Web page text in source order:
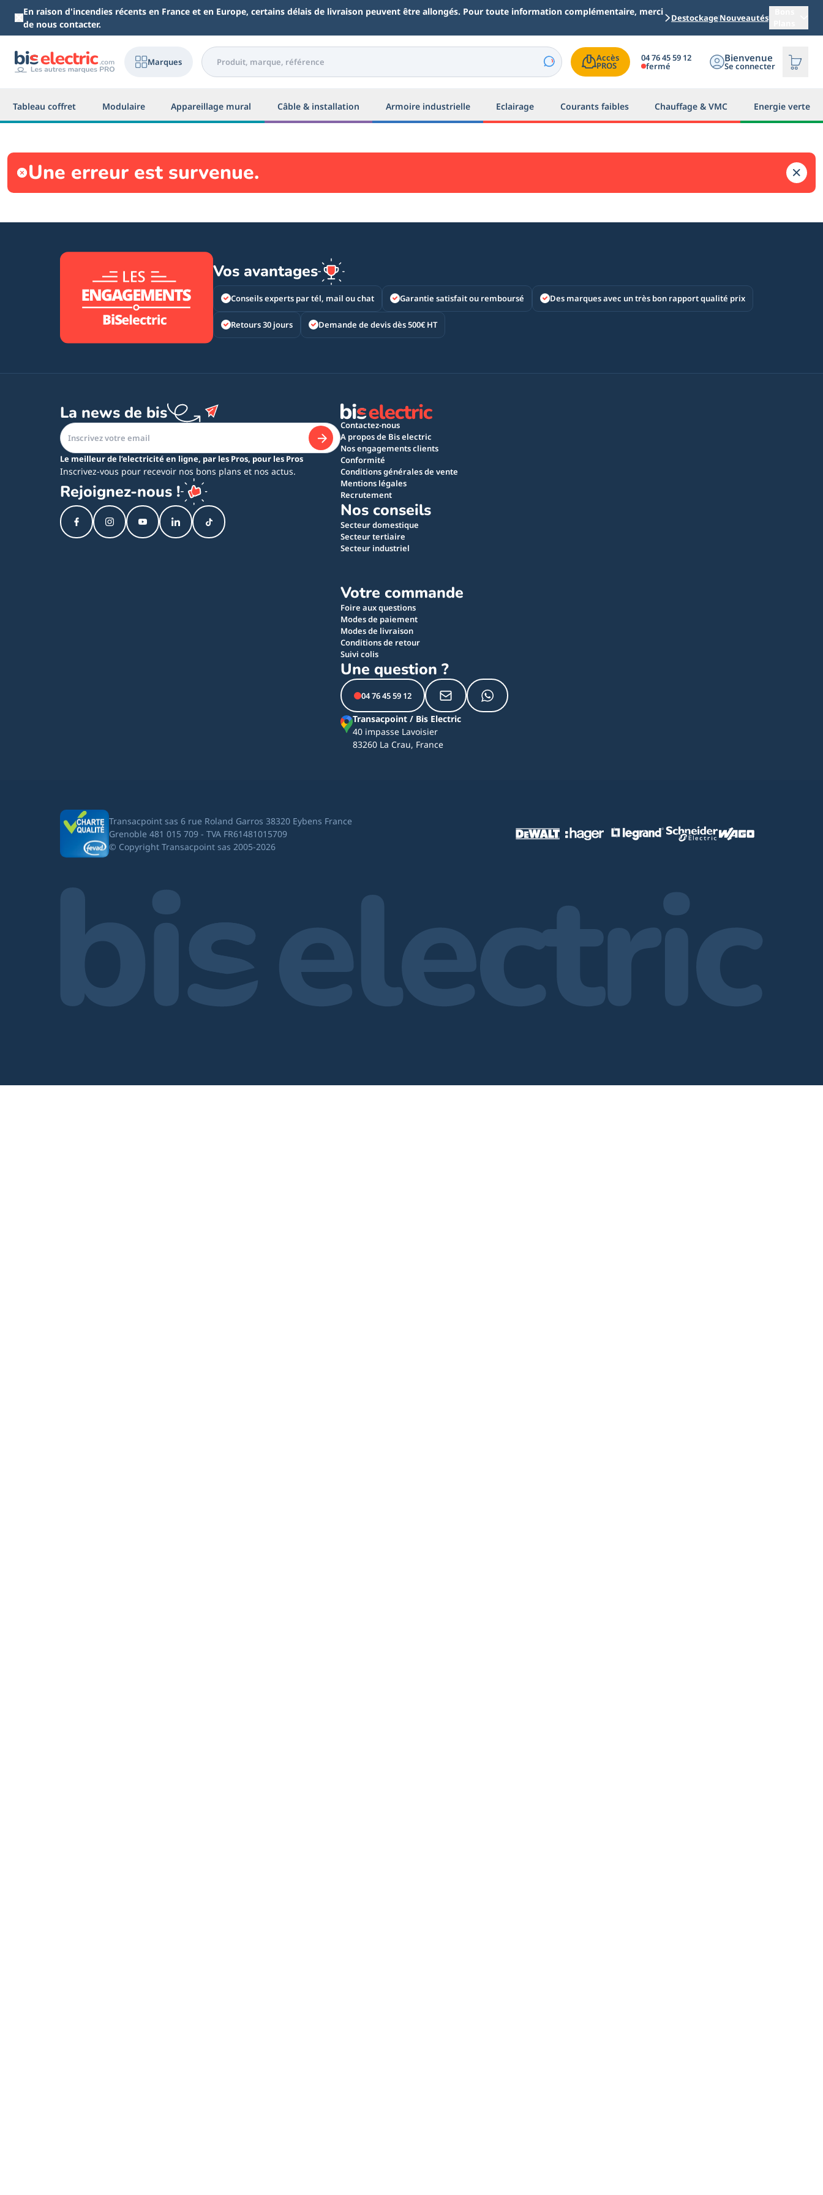
Aller au contenu principal
En raison d'incendies récents en France et en Europe, certains délais de livraison peuvent être allongés. Pour toute information complémentaire, merci
de nous contacter.
DestockageNouveautés
Marques Accès
PROS
04 76 45 59 12
fermé
Bienvenue
Se connecter
Tableau coffret Modulaire Appareillage mural Câble & installation Armoire industrielle Eclairage Courants faibles Chauffage & VMC Energie verte
Une erreur est survenue.
Vos avantages
Conseils experts par tél, mail ou chat Garantie satisfait ou remboursé Des marques avec un très bon rapport qualité prix
Retours 30 jours Demande de devis dès 500€ HT
La news de bis
Le meilleur de l’electricité en ligne, par les Pros, pour les Pros
Inscrivez-vous pour recevoir nos bons plans et nos actus.
Rejoignez-nous !
Contactez-nous
A propos de Bis electric
Nos engagements clients
Conformité
Conditions générales de vente
Mentions légales
Recrutement
Nos conseils
Secteur domestique
Secteur tertiaire
Secteur industriel
Votre commande
Foire aux questions
Modes de paiement
Modes de livraison
Conditions de retour
Suivi colis
Une question ?
04 76 45 59 12
Transacpoint / Bis Electric
40 impasse Lavoisier
83260 La Crau, France
Transacpoint sas 6 rue Roland Garros 38320 Eybens France
Grenoble 481 015 709 - TVA FR61481015709
© Copyright Transacpoint sas 2005-2026